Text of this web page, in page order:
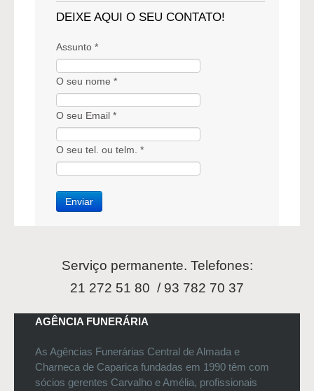
DEIXE AQUI O SEU CONTATO!
Assunto *
O seu nome *
O seu Email *
O seu tel. ou telm. *
Serviço permanente. Telefones:
21 272 51 80 / 93 782 70 37
AGÊNCIA FUNERÁRIA
As Agências Funerárias Central de Almada e
Charneca de Caparica fundadas em 1990 têm com
sócios gerentes Carvalho e Amélia, profissionais